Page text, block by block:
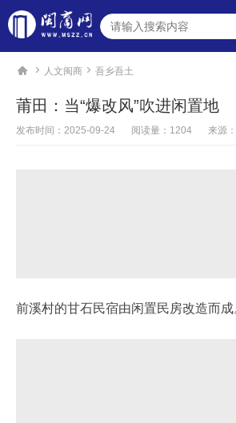
  人文闽商  吾乡吾土
莆田：当“爆改风”吹进闲置地
发布时间： 2025-09-24 阅读量：1204 来源
前溪村的甘石民宿由闲置民房改造而成